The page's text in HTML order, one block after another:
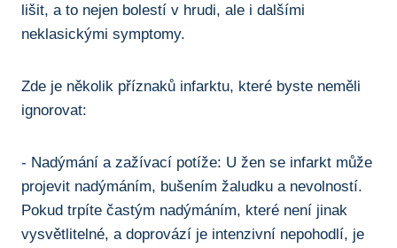
⁤lišit, a to nejen⁣ bolestí⁤ v hrudi, ale i dalšími
neklasickými symptomy.
Zde ⁢je⁣ několik příznaků ⁣infarktu, které ‌byste neměli
⁢ignorovat:
-⁢ Nadýmání a zažívací potíže: U žen se​ infarkt ​může
projevit nadýmáním, bušením žaludku a ⁣nevolností.
Pokud trpíte ⁢častým nadýmáním, které není jinak
vysvětlitelné, ‍a⁤ doprovází je ⁤intenzivní‌ nepohodlí, je